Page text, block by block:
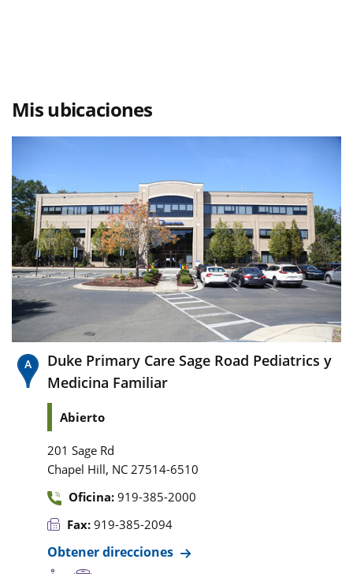
Mis ubicaciones
Duke Primary Care Sage Road Pediatrics y
Medicina Familiar
Abierto
201 Sage Rd
Chapel Hill, NC 27514-6510
Oficina: 919-385-2000
Fax: 919-385-2094
Obtener direcciones